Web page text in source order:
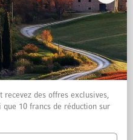
recevez des offres exclusives,
10 francs de réduction sur